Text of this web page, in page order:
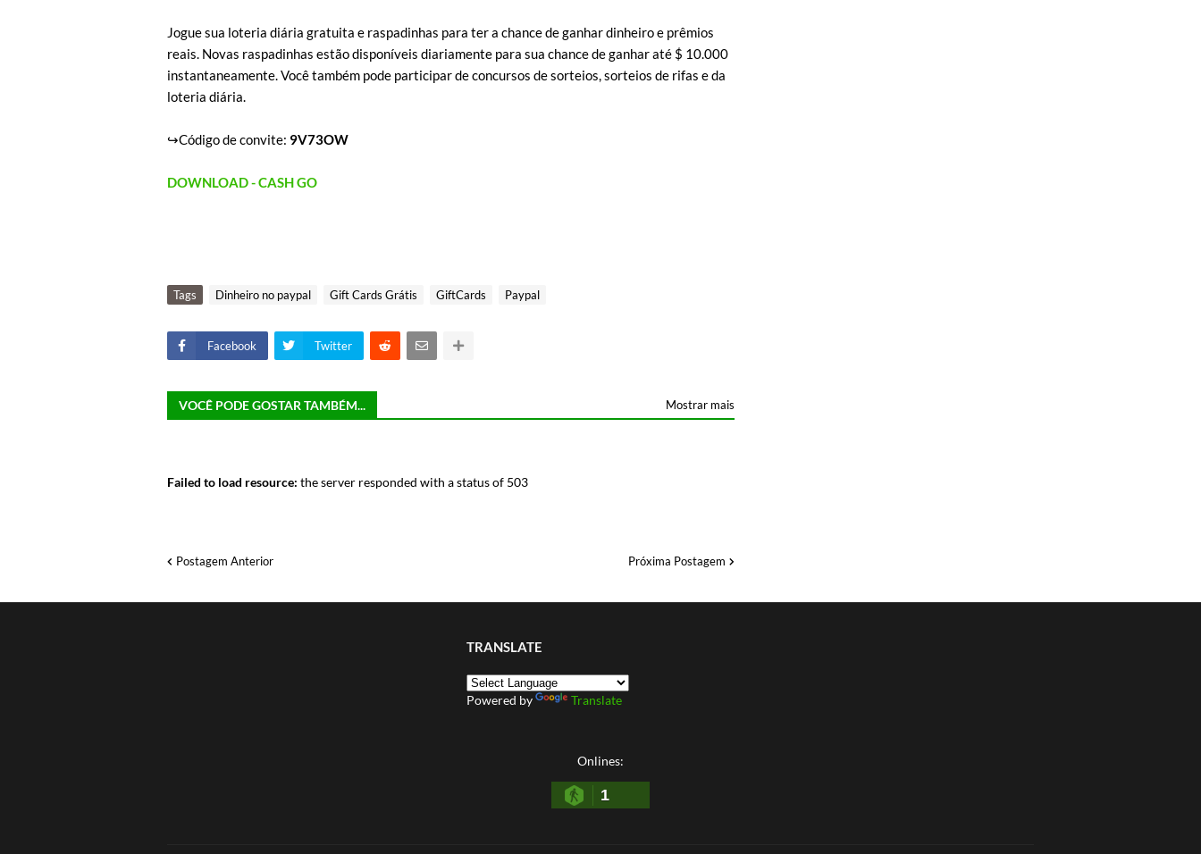
Jogue sua loteria diária gratuita e raspadinhas para ter a chance de ganhar dinheiro e prêmios
reais. Novas raspadinhas estão disponíveis diariamente para sua chance de ganhar até $ 10.000
instantaneamente. Você também pode participar de concursos de sorteios, sorteios de rifas e da
loteria diária.
↪Código de convite: 9V73OW
DOWNLOAD - CASH GO
Tags Dinheiro no paypal Gift Cards Grátis GiftCards Paypal
Facebook Twitter
VOCÊ PODE GOSTAR TAMBÉM... Mostrar mais
Failed to load resource: the server responded with a status of 503
Postagem Anterior Próxima Postagem
TRANSLATE
Powered by Translate
Onlines:
1